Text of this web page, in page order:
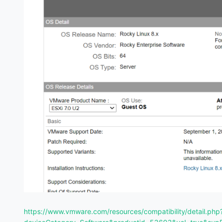
https://www.vmware.com/resources/compatibility/